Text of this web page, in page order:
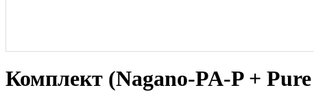
Комплект (Nagano-PA-P +